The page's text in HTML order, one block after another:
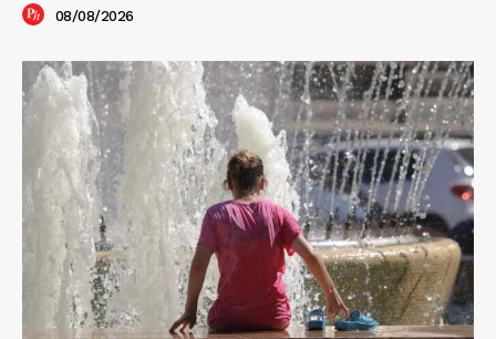
08/08/2026